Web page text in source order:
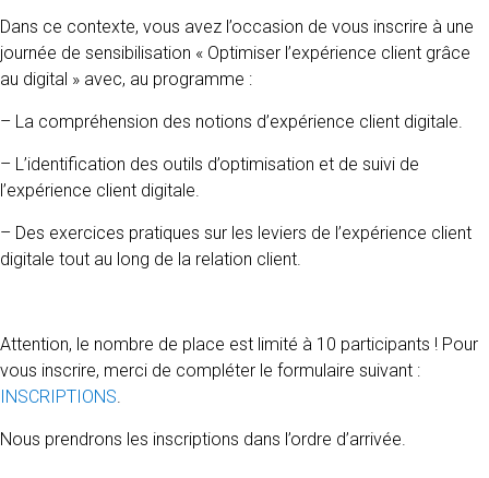
Dans ce contexte, vous avez l’occasion de vous inscrire à une
journée de sensibilisation « Optimiser l’expérience client grâce
au digital » avec, au programme :
– La compréhension des notions d’expérience client digitale.
– L’identification des outils d’optimisation et de suivi de
l’expérience client digitale.
– Des exercices pratiques sur les leviers de l’expérience client
digitale tout au long de la relation client.
Attention, le nombre de place est limité à 10 participants ! Pour
vous inscrire, merci de compléter le formulaire suivant :
INSCRIPTIONS.
Nous prendrons les inscriptions dans l’ordre d’arrivée.